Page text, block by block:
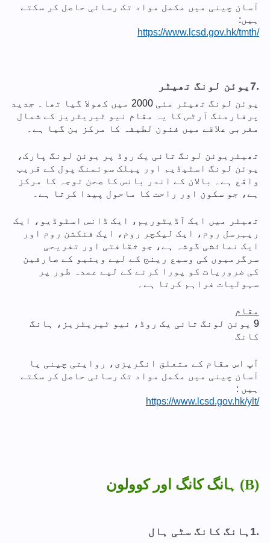
آسان چینی میں مکمل مواد تک رسائی حاصل کر سکتے
ہیں:
https://www.lcsd.gov.hk/tmth/
یوئن لونگ تھیٹر 7.
یوئن لونگ تھیٹر مئی 2000 میں کھولا گیا تھا۔ جدید
پرفارمنگ آرٹس کا یہ مقام نیو ٹیریٹریز کے شمال
مغربی علاقے میں فنون لطیفہ کا مرکز بن گیا ہے۔
تھیٹریوئن لونگ تائی یک روڈ پر یوئن لونگ پارک،
یوئن لونگ اسٹیڈیم اور پبلک سوئمنگ پول کے قریب
واقع ہے۔ بالان کے اندر بانس کا صحن توجہ کا مرکز
ہے، جو سکون اور راحت کا ماحول پیدا کرتا ہے۔
تھیٹر میں ایک آڈیٹوریم، ایک ڈانس اسٹوڈیو، ایک
ریہرسل روم، ایک لیکچر روم، ایک فنکشن روم اور
ایک نمائشی گوشہ ہے، جو ثقافتی اور تفریحی
سرگرمیوں کی وسیع رینج کے لیے وینیو کے صارفین
کی ضروریات کو پورا کرنے کے لیے عمدہ طور پر
سہولیات فراہم کرتا ہے۔
مقام
9 یوئن لونگ تائی یک روڈ، نیو ٹیریٹریز، ہانگ
کانگ
آپ اس مقام کے متعلق انگریزی، روایتی چینی یا
آسان چینی میں مکمل مواد تک رسائی حاصل کر سکتے
ہیں :
https://www.lcsd.gov.hk/ylt/
ہانگ کانگ اور کوولون (B)
ہانگ کانگ سٹی ہال 1.